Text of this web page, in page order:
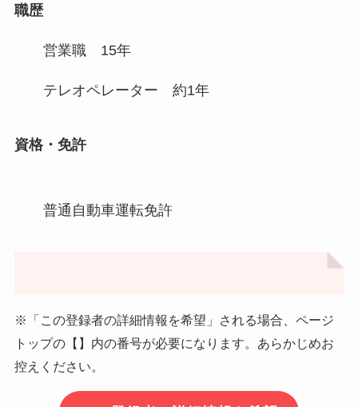
職歴
営業職 15年
テレオペレーター 約1年
資格・免許
普通自動車運転免許
※「この登録者の詳細情報を希望」される場合、ページ
トップの【】内の番号が必要になります。あらかじめお
控えください。